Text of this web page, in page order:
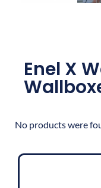
Enel X
No products were